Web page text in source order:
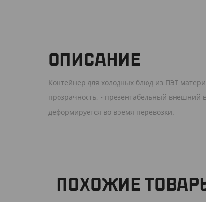
ОПИСАНИЕ
Контейнер для холодных блюд из ПЭТ
прозрачность, • презентабельный внешний
деформируется во время перевозки.
ПОХОЖИЕ